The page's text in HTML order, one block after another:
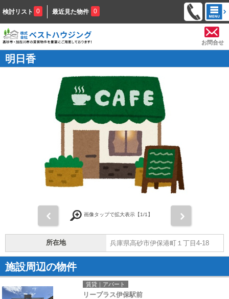
検討リスト 0 最近見た物件 0
お問合せ
明日香
画像タップで拡大表示【1/1】
所在地 兵庫県高砂市伊保港町１丁目4-18
施設周辺の物件
賃貸｜アパート
リープラス伊保駅前